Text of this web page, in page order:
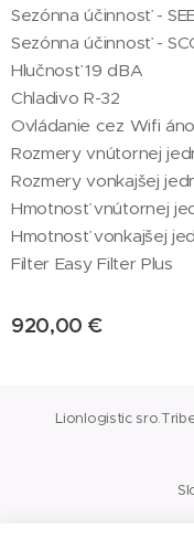
Sezónna účinnosť -
Sezónna účinnosť -
Hlučnosť 19 dBA
Chladivo R-32
Ovládanie cez Wifi áno
Rozmery vnútornej
Rozmery vonkajšej
Hmotnosť vnútornej
Hmotnosť vonkajšej
Filter Easy Filter Plus
920,00 €
Lionlogistic